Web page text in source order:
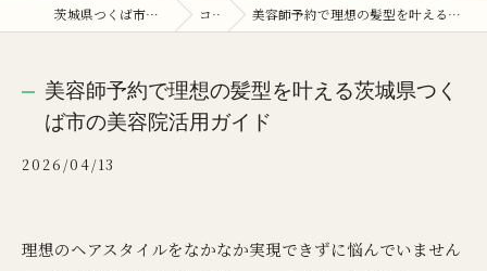
茨城県つくば市の美容院ならCAINA コラム 美容師予約で理想の髪型を叶える茨城県つくば市の美容院活用ガイド
美容師予約で理想の髪型を叶える茨城県つく
ば市の美容院活用ガイド
2026/04/13
理想のヘアスタイルをなかなか実現できずに悩んでいません